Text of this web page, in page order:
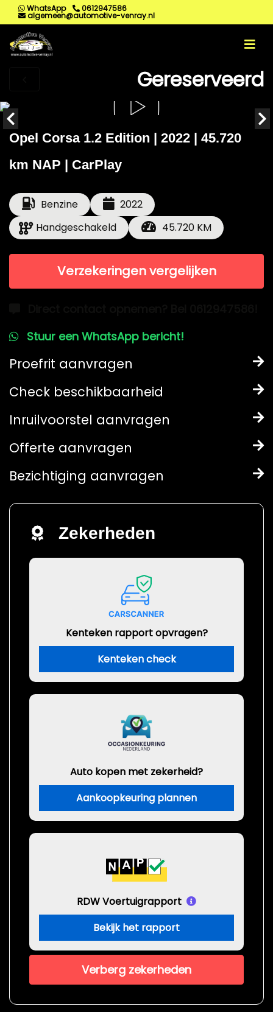
WhatsApp 0612947586
algemeen@automotive-venray.nl
Gereserveerd
Opel Corsa 1.2 Edition | 2022 | 45.720
km NAP | CarPlay
Benzine
2022
Handgeschakeld
45.720 KM
Verzekeringen vergelijken
Stuur een WhatsApp bericht!
Proefrit aanvragen
Check beschikbaarheid
Inruilvoorstel aanvragen
Offerte aanvragen
Bezichtiging aanvragen
Zekerheden
Kenteken rapport opvragen?
Kenteken check
Auto kopen met zekerheid?
Aankoopkeuring plannen
RDW Voertuigrapport
Bekijk het rapport
Verberg zekerheden